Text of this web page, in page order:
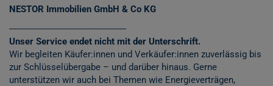
NESTOR Immobilien GmbH & Co KG
------------------------------------------------
Unser Service endet nicht mit der Unterschrift.
Wir begleiten Käufer:innen und Verkäufer:innen zuverlässig bis
zur Schlüsselübergabe – und darüber hinaus. Gerne
unterstützen wir auch bei Themen wie Energieverträgen,